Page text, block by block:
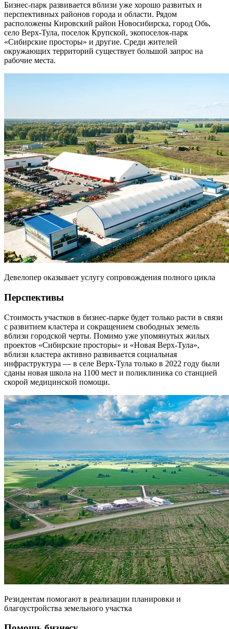
Бизнес-парк развивается вблизи уже хорошо развитых и
перспективных районов города и области. Рядом
расположены Кировский район Новосибирска, город Обь,
село Верх-Тула, поселок Крупской, экопоселок-парк
«Сибирские просторы» и другие. Среди жителей
окружающих территорий существует большой запрос на
рабочие места.
Девелопер оказывает услугу сопровождения полного цикла
Перспективы
Стоимость участков в бизнес-парке будет только расти в связи
с развитием кластера и сокращением свободных земель
вблизи городской черты. Помимо уже упомянутых жилых
проектов «Сибирские просторы» и «Новая Верх-Тула»,
вблизи кластера активно развивается социальная
инфраструктура — в селе Верх-Тула только в 2022 году были
сданы новая школа на 1100 мест и поликлиника со станцией
скорой медицинской помощи.
Резидентам помогают в реализации планировки и
благоустройства земельного участка